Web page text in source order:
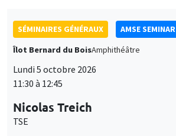
SÉMINAIRES GÉNÉRAUX
AMSE SEMINAR
Îlot Bernard du BoisAmphithéâtre
Lundi 5 octobre 2026
11:30 à 12:45
Nicolas Treich
TSE